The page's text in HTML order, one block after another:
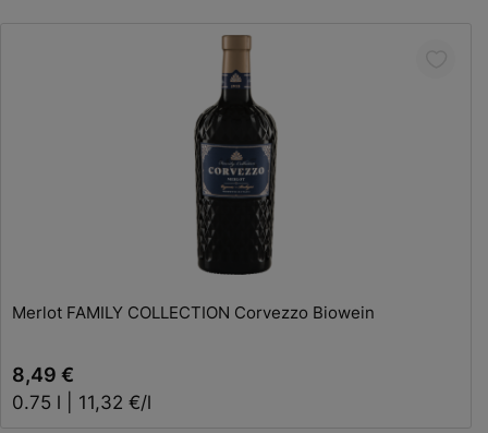
Merlot FAMILY COLLECTION Corvezzo Biowein
8,49 €
0.75 l | 11,32 €/l